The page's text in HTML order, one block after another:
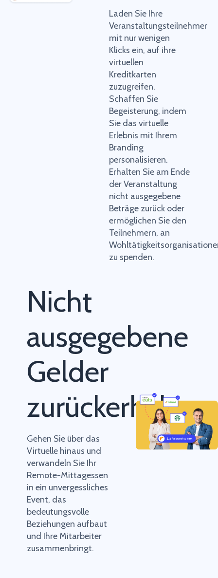
Laden Sie Ihre
Veranstaltungsteilnehmer
mit nur wenigen
Klicks ein, auf ihre
virtuellen
Kreditkarten
zuzugreifen.
Schaffen Sie
Begeisterung, indem
Sie das virtuelle
Erlebnis mit Ihrem
Branding
personalisieren.
Erhalten Sie am Ende
der Veranstaltung
nicht ausgegebene
Beträge zurück oder
ermöglichen Sie den
Teilnehmern, an
zu spenden.
Nicht
ausgegebene
Gelder
zurückerhalten
Gehen Sie über das
Virtuelle hinaus und
verwandeln Sie Ihr
Remote-Mittagessen
in ein unvergessliches
Event, das
bedeutungsvolle
Beziehungen aufbaut
und Ihre Mitarbeiter
zusammenbringt.